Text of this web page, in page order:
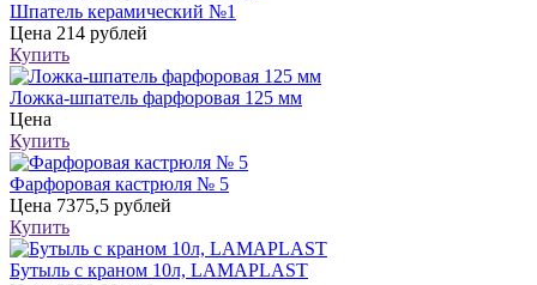
Шпатель керамический №1
Цена 214 рублей
Купить
Ложка-шпатель фарфоровая 125 мм
Цена
Купить
Фарфоровая кастрюля № 5
Цена 7375,5 рублей
Купить
Бутыль с краном 10л, LAMAPLAST